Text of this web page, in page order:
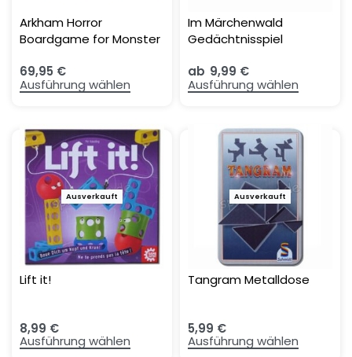
Arkham Horror
Boardgame for Monster
69,95 €
Ausführung wählen
Im Märchenwald
Gedächtnisspiel
ab 9,99 €
Ausführung wählen
Ausverkauft
Lift it!
8,99 €
Ausführung wählen
Ausverkauft
Tangram Metalldose
5,99 €
Ausführung wählen